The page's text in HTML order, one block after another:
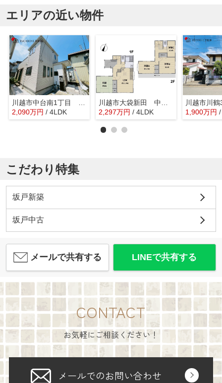
エリアの近い物件
2,090万円 / 4LDK
2,297万円 / 4LDK 1,900万円
こだわり特集
坂戸新築
坂戸中古
メールで共有する LINEで共有する
CONTACT
お気軽にご相談ください！
メールでのお問い合わせ